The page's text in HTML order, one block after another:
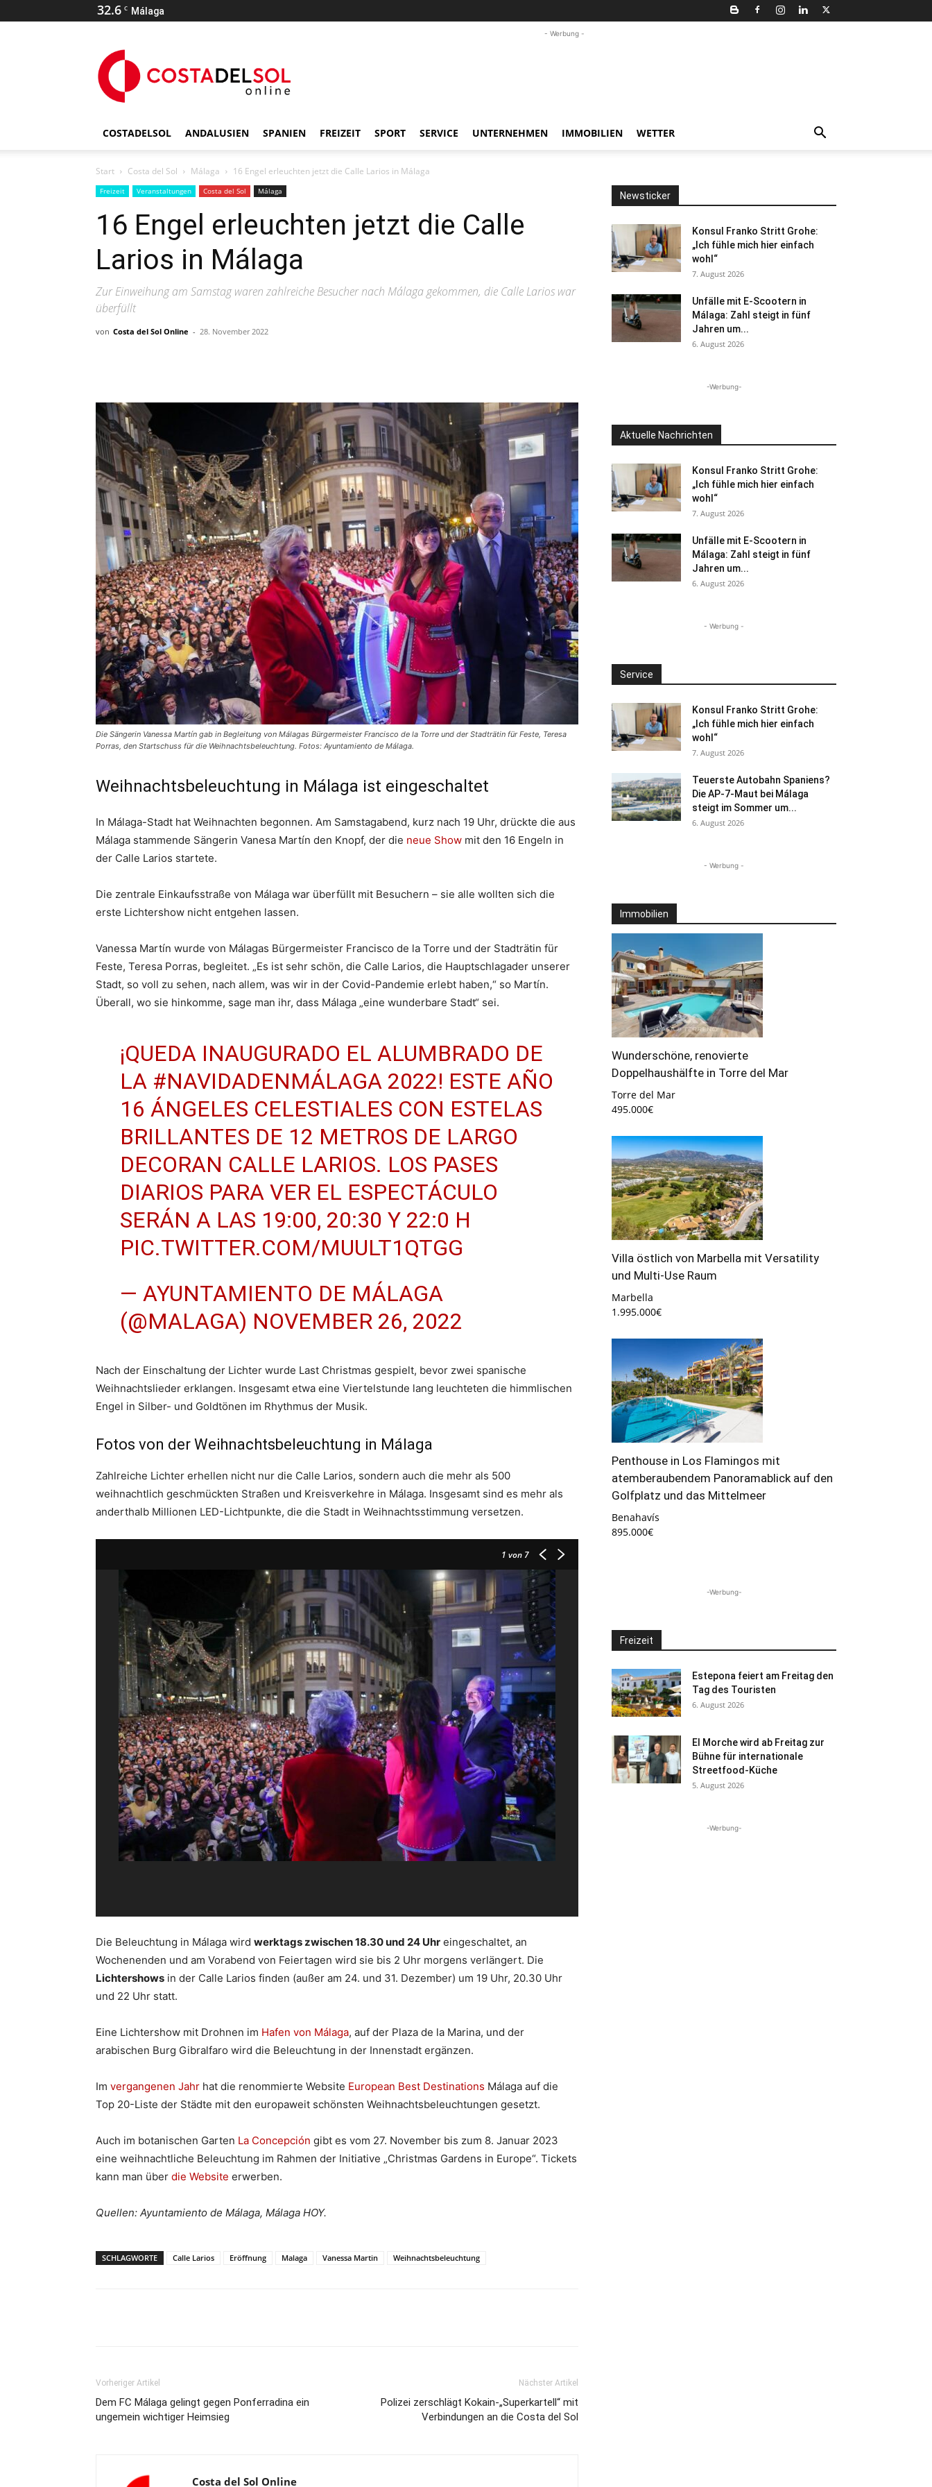
32.6 C Málaga
- Werbung -
COSTADELSOL ANDALUSIEN SPANIEN FREIZEIT SPORT SERVICE UNTERNEHMEN IMMOBILIEN WETTER
Start Costa del Sol Málaga 16 Engel erleuchten jetzt die Calle Larios in Málaga
Freizeit Veranstaltungen Costa del Sol Málaga
16 Engel erleuchten jetzt die Calle
Larios in Málaga
Zur Einweihung am Samstag waren zahlreiche Besucher nach Málaga gekommen, die Calle Larios war
überfüllt
von Costa del Sol Online - 28. November 2022
Die Sängerin Vanessa Martín gab in Begleitung von Málagas Bürgermeister Francisco de la Torre und der Stadträtin für Feste, Teresa
Porras, den Startschuss für die Weihnachtsbeleuchtung. Fotos: Ayuntamiento de Málaga.
Weihnachtsbeleuchtung in Málaga ist eingeschaltet
In Málaga-Stadt hat Weihnachten begonnen. Am Samstagabend, kurz nach 19 Uhr, drückte die aus
Málaga stammende Sängerin Vanesa Martín den Knopf, der die neue Show mit den 16 Engeln in
der Calle Larios startete.
Die zentrale Einkaufsstraße von Málaga war überfüllt mit Besuchern – sie alle wollten sich die
erste Lichtershow nicht entgehen lassen.
Vanessa Martín wurde von Málagas Bürgermeister Francisco de la Torre und der Stadträtin für
Feste, Teresa Porras, begleitet. „Es ist sehr schön, die Calle Larios, die Hauptschlagader unserer
Stadt, so voll zu sehen, nach allem, was wir in der Covid-Pandemie erlebt haben,“ so Martín.
Überall, wo sie hinkomme, sage man ihr, dass Málaga „eine wunderbare Stadt“ sei.
¡QUEDA INAUGURADO EL ALUMBRADO DE
LA #NAVIDADENMÁLAGA2022! ESTE AÑO
16 ÁNGELES CELESTIALES CON ESTELAS
BRILLANTES DE 12 METROS DE LARGO
DECORAN CALLE LARIOS. LOS PASES
DIARIOS PARA VER EL ESPECTÁCULO
SERÁN A LAS 19:00, 20:30 Y 22:0 H
PIC.TWITTER.COM/MUULT1QTGG
— AYUNTAMIENTO DE MÁLAGA
(@MALAGA) NOVEMBER 26, 2022
Nach der Einschaltung der Lichter wurde Last Christmas gespielt, bevor zwei spanische
Weihnachtslieder erklangen. Insgesamt etwa eine Viertelstunde lang leuchteten die himmlischen
Engel in Silber- und Goldtönen im Rhythmus der Musik.
Fotos von der Weihnachtsbeleuchtung in Málaga
Zahlreiche Lichter erhellen nicht nur die Calle Larios, sondern auch die mehr als 500
weihnachtlich geschmückten Straßen und Kreisverkehre in Málaga. Insgesamt sind es mehr als
anderthalb Millionen LED-Lichtpunkte, die die Stadt in Weihnachtsstimmung versetzen.
1 von 7
Die Beleuchtung in Málaga wird werktags zwischen 18.30 und 24 Uhr eingeschaltet, an
Wochenenden und am Vorabend von Feiertagen wird sie bis 2 Uhr morgens verlängert. Die
Lichtershows in der Calle Larios finden (außer am 24. und 31. Dezember) um 19 Uhr, 20.30 Uhr
und 22 Uhr statt.
Eine Lichtershow mit Drohnen im Hafen von Málaga, auf der Plaza de la Marina, und der
arabischen Burg Gibralfaro wird die Beleuchtung in der Innenstadt ergänzen.
Im vergangenen Jahr hat die renommierte Website European Best Destinations Málaga auf die
Top 20-Liste der Städte mit den europaweit schönsten Weihnachtsbeleuchtungen gesetzt.
Auch im botanischen Garten La Concepción gibt es vom 27. November bis zum 8. Januar 2023
eine weihnachtliche Beleuchtung im Rahmen der Initiative „Christmas Gardens in Europe“. Tickets
kann man über die Website erwerben.
Quellen: Ayuntamiento de Málaga, Málaga HOY.
SCHLAGWORTE Calle Larios Eröffnung Malaga Vanessa Martin Weihnachtsbeleuchtung
Vorheriger Artikel
Dem FC Málaga gelingt gegen Ponferradina ein
ungemein wichtiger Heimsieg
Nächster Artikel
Polizei zerschlägt Kokain-„Superkartell“ mit
Verbindungen an die Costa del Sol
Costa del Sol Online
Newsticker
Konsul Franko Stritt Grohe:
„Ich fühle mich hier einfach
wohl“
7. August 2026
Unfälle mit E-Scootern in
Málaga: Zahl steigt in fünf
Jahren um...
6. August 2026
-Werbung-
Aktuelle Nachrichten
Konsul Franko Stritt Grohe:
„Ich fühle mich hier einfach
wohl“
7. August 2026
Unfälle mit E-Scootern in
Málaga: Zahl steigt in fünf
Jahren um...
6. August 2026
- Werbung -
Service
Konsul Franko Stritt Grohe:
„Ich fühle mich hier einfach
wohl“
7. August 2026
Teuerste Autobahn Spaniens?
Die AP-7-Maut bei Málaga
steigt im Sommer um...
6. August 2026
- Werbung -
Immobilien
Wunderschöne, renovierte
Doppelhaushälfte in Torre del Mar
Torre del Mar
495.000€
Villa östlich von Marbella mit Versatility
und Multi-Use Raum
Marbella
1.995.000€
Penthouse in Los Flamingos mit
atemberaubendem Panoramablick auf den
Golfplatz und das Mittelmeer
Benahavís
895.000€
-Werbung-
Freizeit
Estepona feiert am Freitag den
Tag des Touristen
6. August 2026
El Morche wird ab Freitag zur
Bühne für internationale
Streetfood-Küche
5. August 2026
-Werbung-